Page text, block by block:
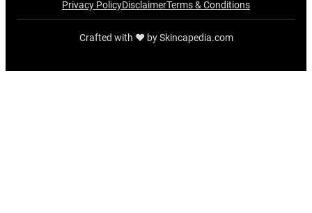
Privacy PolicyDisclaimerTerms & Conditions
Crafted with ‪‪❤︎‬ by Skincapedia.com